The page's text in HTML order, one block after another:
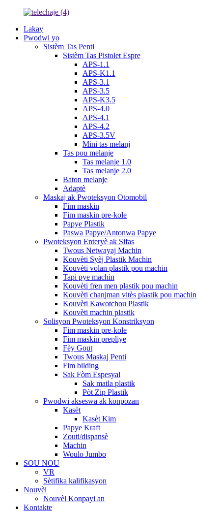
Lakay
Pwodwi yo
Sistèm Tas Penti
Sistèm Tas Pistolet Espre
APS-1.1
APS-K1.1
APS-3.1
APS-3.5
APS-K3.5
APS-4.0
APS-4.1
APS-4.2
APS-3.5V
Mini tas melanj
Tas pou melanje
Tas melanje 1.0
Tas melanje 2.0
Baton melanje
Adaptè
Maskaj ak Pwoteksyon Otomobil
Fim maskin
Fim maskin pre-kole
Papye Plastik
Paswa Papye/Antonwa Papye
Pwoteksyon Enteryè ak Sifas
Twous Netwayaj Machin
Kouvèti Syèj Plastik Machin
Kouvèti volan plastik pou machin
Tapi pye machin
Kouvèti fren men plastik pou machin
Kouvèti chanjman vitès plastik pou machin
Kouvèti Kawotchou Plastik
Kouvèti machin plastik
Solisyon Pwoteksyon Konstriksyon
Fim maskin pre-kole
Fim maskin prepliye
Fèy Gout
Twous Maskaj Penti
Fim bilding
Sak Fòm Espesyal
Sak matla plastik
Pòt Zip Plastik
Pwodwi akseswa ak konpozan
Kasèt
Kasèt Kim
Papye Kraft
Zouti/dispansè
Machin
Woulo Jumbo
SOU NOU
VR
Sètifika kalifikasyon
Nouvèl
Nouvèl Konpayi an
Kontakte